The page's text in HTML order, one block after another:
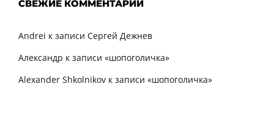
СВЕЖИЕ КОММЕНТАРИИ
Andrei к записи Сергей Дежнев
Александр к записи «шопоголичка»
Alexander Shkolnikov к записи «шопоголичка»